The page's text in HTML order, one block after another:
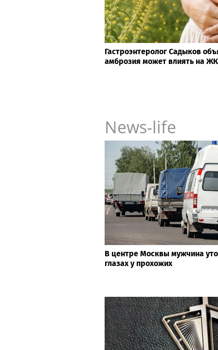
Гастроэнтеролог Садыков
амброзия может влиять на
News-life
В центре Москвы мужчина
глазах у прохожих